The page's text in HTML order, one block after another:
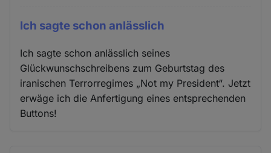
Ich sagte schon anlässlich
Ich sagte schon anlässlich seines
Glückwunschschreibens zum Geburtstag des
iranischen Terrorregimes „Not my President“. Jetzt
erwäge ich die Anfertigung eines entsprechenden
Buttons!